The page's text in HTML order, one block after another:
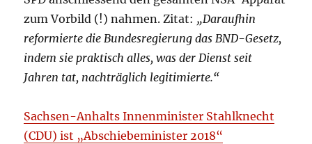
zum Vorbild (!) nahmen. Zitat: „Daraufhin
reformierte die Bundesregierung das BND-Gesetz,
indem sie praktisch alles, was der Dienst seit
Jahren tat, nachträglich legitimierte.“
Sachsen-Anhalts Innenminister Stahlknecht
(CDU) ist „Abschiebeminister 2018“